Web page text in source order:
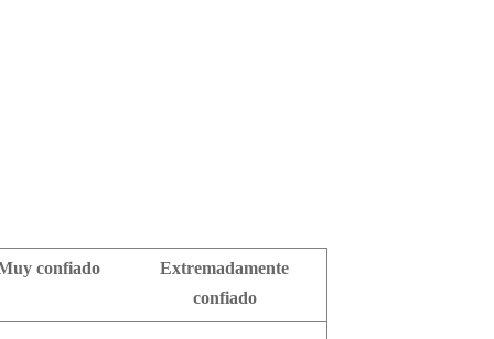
confiado
Extremadamente
confiado